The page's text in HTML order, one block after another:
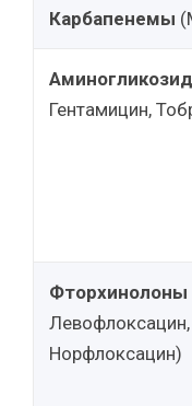
Карбапенемы
Гентамицин,
Фторхинолоны
Норфлоксацин)